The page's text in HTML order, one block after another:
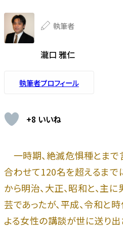
執筆者
瀧口 雅仁
執筆者プロフィール
+8 いいね
一時期、絶滅危惧種とまで
合わせて120名を超えるまで
から明治、大正、昭和と、主
芸であったが、平成、令和と
よる女性の講談が世に送り出